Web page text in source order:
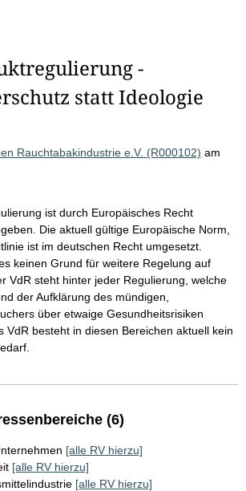
-
statt Ideologie
Rauchtabakindustrie e.V. (R000102) am
ist durch Europäisches Recht
Die aktuell gültige Europäische Norm,
ist im deutschen Recht umgesetzt.
keinen Grund für weitere Regelung auf
VdR steht hinter jeder Regulierung, welche
der Aufklärung des mündigen,
über etwaige Gesundheitsrisiken
VdR besteht in diesen Bereichen aktuell kein
(6)
[alle RV hierzu]
[alle RV hierzu]
[alle RV hierzu]